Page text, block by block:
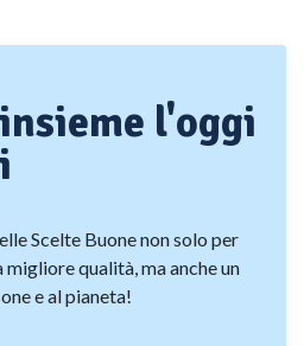
l'oggi
Scelte Buone non solo per
qualità, ma anche un
e al pianeta!